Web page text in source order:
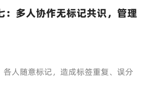
：多人协作无标记共识，管理
各人随意标记，造成标签重复、误分